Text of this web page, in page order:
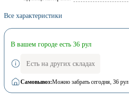
Все характеристики
В вашем городе есть 36 рул
Есть на других складах
Самовывоз:Можно забрать сегодня, 36 рул